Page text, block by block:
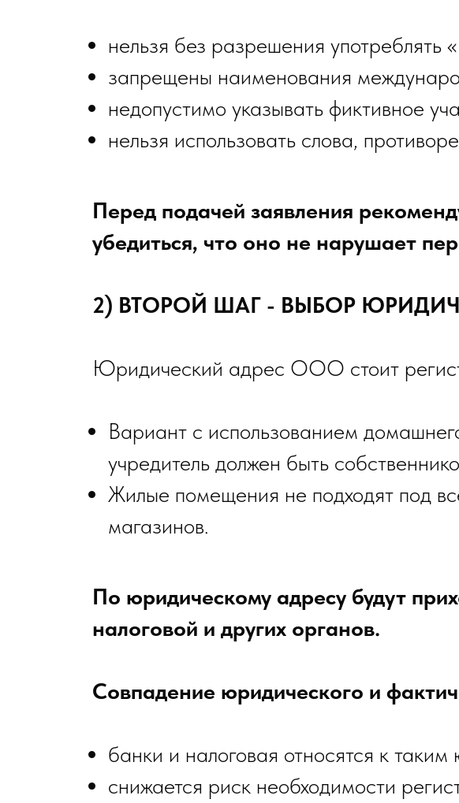
нельзя без разрешения
запрещены наименования
недопустимо указывать фиктивное
нельзя использовать слова,
Перед подачей заявления
убедиться, что оно не нарушает
2) ВТОРОЙ ШАГ - ВЫБОР
Юридический адрес ООО стоит
Вариант с использованием
учредитель должен быть
Жилые помещения не подходят под
магазинов.
По юридическому адресу будут
налоговой и других органов.
Совпадение юридического и
банки и налоговая относятся к
снижается риск необходимости